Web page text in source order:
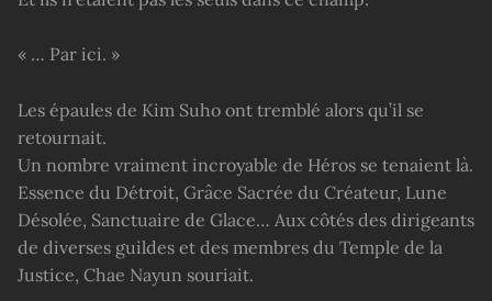
« … Par ici. »
Les épaules de Kim Suho ont tremblé alors qu’il se
retournait.
Un nombre vraiment incroyable de Héros se tenaient là.
Essence du Détroit, Grâce Sacrée du Créateur, Lune
Désolée, Sanctuaire de Glace… Aux côtés des dirigeants
de diverses guildes et des membres du Temple de la
Justice, Chae Nayun souriait.